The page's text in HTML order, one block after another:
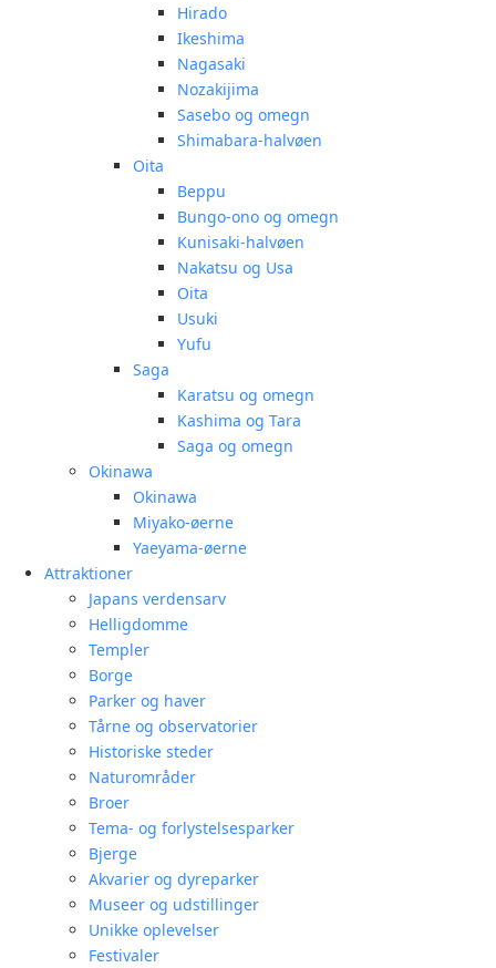
Hirado
Ikeshima
Nagasaki
Nozakijima
Sasebo og omegn
Shimabara-halvøen
Oita
Beppu
Bungo-ono og omegn
Kunisaki-halvøen
Nakatsu og Usa
Oita
Usuki
Yufu
Saga
Karatsu og omegn
Kashima og Tara
Saga og omegn
Okinawa
Okinawa
Miyako-øerne
Yaeyama-øerne
Attraktioner
Japans verdensarv
Helligdomme
Templer
Borge
Parker og haver
Tårne og observatorier
Historiske steder
Naturområder
Broer
Tema- og forlystelsesparker
Bjerge
Akvarier og dyreparker
Museer og udstillinger
Unikke oplevelser
Festivaler